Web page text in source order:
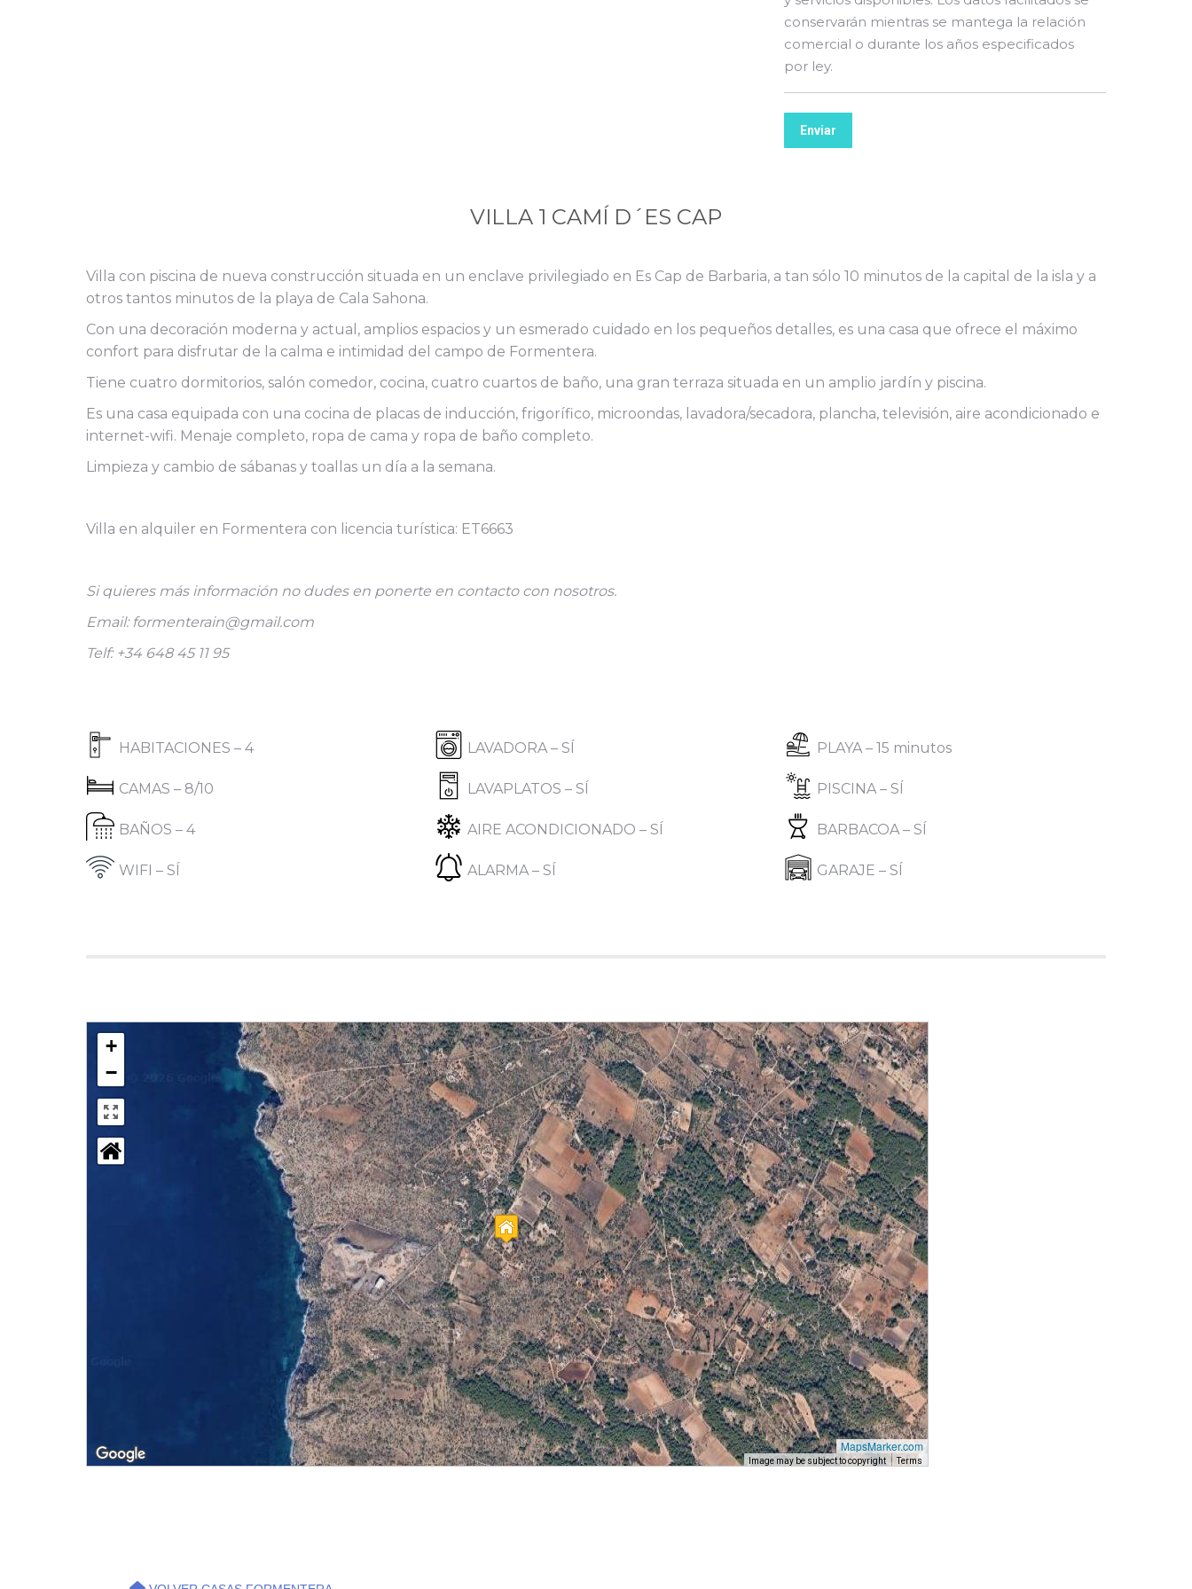
conservarán mientras se mantega la relación
comercial o durante los años especificados
por ley.
Enviar
VILLA 1 CAMÍ D´ES CAP
Villa con piscina de nueva construcción situada en un enclave privilegiado en Es Cap de Barbaria, a tan sólo 10 minutos de la capital de la isla y a
otros tantos minutos de la playa de Cala Sahona.
Con una decoración moderna y actual, amplios espacios y un esmerado cuidado en los pequeños detalles, es una casa que ofrece el máximo
confort para disfrutar de la calma e intimidad del campo de Formentera.
Tiene cuatro dormitorios, salón comedor, cocina, cuatro cuartos de baño, una gran terraza situada en un amplio jardín y piscina.
Es una casa equipada con una cocina de placas de inducción, frigorífico, microondas, lavadora/secadora, plancha, televisión, aire acondicionado e
internet-wifi. Menaje completo, ropa de cama y ropa de baño completo.
Limpieza y cambio de sábanas y toallas un día a la semana.
Villa en alquiler en Formentera con licencia turística: ET6663
Si quieres más información no dudes en ponerte en contacto con nosotros.
Email: formenterain@gmail.com
Telf: +34 648 45 11 95
HABITACIONES – 4
CAMAS – 8/10
BAÑOS – 4
WIFI – SÍ
LAVADORA – SÍ
LAVAPLATOS – SÍ
AIRE ACONDICIONADO – SÍ
ALARMA – SÍ
PLAYA – 15 minutos
PISCINA – SÍ
BARBACOA – SÍ
GARAJE – SÍ
+
−
MapsMarker.com
Image may be subject to copyright Terms